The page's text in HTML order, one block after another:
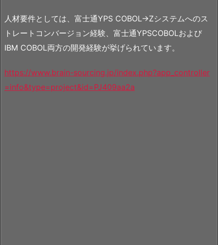
人材要件としては、富士通YPS COBOL→Zシステムへのス
トレートコンバージョン経験、富士通YPSCOBOLおよび
IBM COBOL両方の開発経験が挙げられています。
https://www.brain-sourcing.jp/index.php?app_controller
=info&type=project&id=PJ409aa2a